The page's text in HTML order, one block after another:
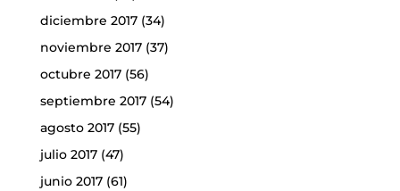
diciembre 2017(34)
noviembre 2017(37)
octubre 2017(56)
septiembre 2017(54)
agosto 2017(55)
julio 2017(47)
junio 2017(61)